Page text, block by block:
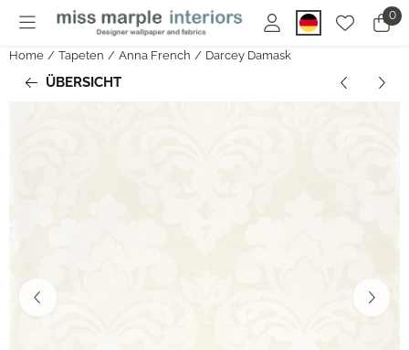
Cookie-Einstellungen sind derzeit geschlossen. 0
Home / Tapeten / Anna French / Darcey Damask
ÜBERSICHT